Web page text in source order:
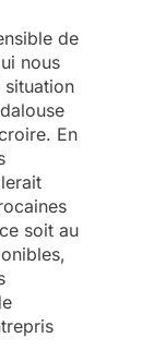
de
nous
situation
En
soit au